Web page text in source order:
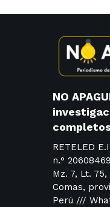
NO
RETELED
n.°
Mz. 7, Lt.
Comas,
Perú ///